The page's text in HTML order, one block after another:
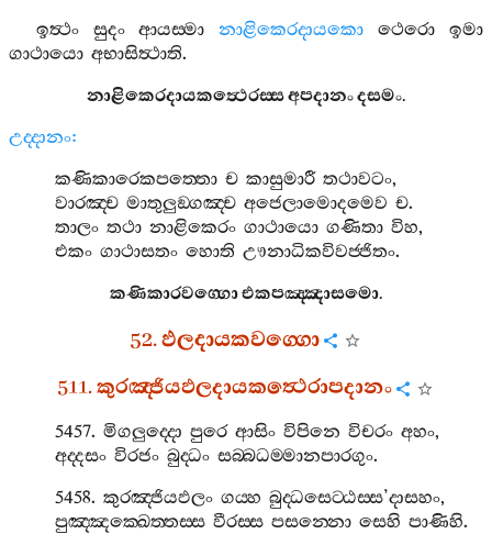
ඉත්‍ථං
සුදං ආයස‍්මා නාළිකෙරදායකො ථෙරො
ඉමා
ගාථායො අභාසිත්‍ථාති.
නාළිකෙරදායකත්‍ථෙරස‍්සඅපදානංදසමං.
උද‍්දානං:
කණිකාරෙකපත‍්තො ච කාසුමාරී තථාවටං,
වාරඤ‍්ච මාතුලුඞ‍්ගඤ‍්ච අජෙලාමොදමෙව ච.
තාලං තථා නාළිකෙරං ගාථායො ගණිතා විහ,
එකං ගාථාසතං හොති ඌනාධිකවිවජ‍්ජිතං.
කණිකාරවග‍්ගොඑකපඤ‍්ඤාසමො.
52.ඵලදායකවග‍්ගො
511.කුරඤ‍්ජියඵලදායකත්‍ථෙරාපදානං
5457.මිගලුද‍්දො පුරෙ ආසිං විපිනෙ විචරං අහං,
අද‍්දසං විරජං බුද‍්ධං සබ‍්බධම‍්මානපාරගුං.
5458.කුරඤ‍්ජියඵලං ගය‍්හ බුද‍්ධසෙට‍්ඨස‍්ස’දාසහං,
පුඤ‍්ඤක‍්ඛෙත‍්තස‍්ස වීරස‍්ස පසන‍්නො සෙහි පාණිහි.